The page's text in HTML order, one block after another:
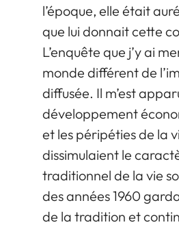
l’époque, elle était
que lui donnait cette
L’enquête que j’y ai
monde différent de
diffusée. Il m’est
développement
et les péripéties de la
dissimulaient le
traditionnel de la vie
des années 1960
de la tradition et